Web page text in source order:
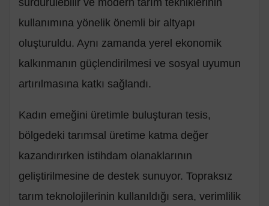
sürdürülebilir ve modern tarım tekniklerinin
kullanımına yönelik önemli bir altyapı
oluşturuldu. Aynı zamanda yerel ekonomik
kalkınmanın güçlendirilmesi ve sosyal uyumun
artırılmasına katkı sağlandı.
Kadın emeğini üretimle buluşturan tesis,
bölgedeki tarımsal üretime katma değer
kazandırırken istihdam olanaklarının
geliştirilmesine de destek sunuyor. Topraksız
tarım teknolojilerinin kullanıldığı sera, verimlilik